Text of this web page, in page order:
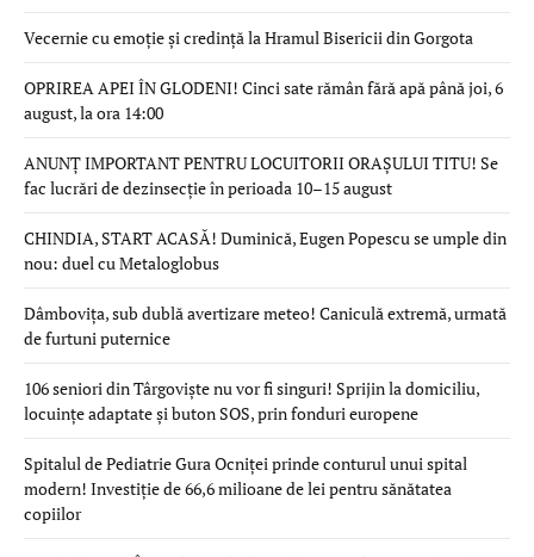
Vecernie cu emoție și credință la Hramul Bisericii din Gorgota
OPRIREA APEI ÎN GLODENI! Cinci sate rămân fără apă până joi, 6
august, la ora 14:00
ANUNȚ IMPORTANT PENTRU LOCUITORII ORAȘULUI TITU! Se
fac lucrări de dezinsecție în perioada 10–15 august
CHINDIA, START ACASĂ! Duminică, Eugen Popescu se umple din
nou: duel cu Metaloglobus
Dâmbovița, sub dublă avertizare meteo! Caniculă extremă, urmată
de furtuni puternice
106 seniori din Târgoviște nu vor fi singuri! Sprijin la domiciliu,
locuințe adaptate și buton SOS, prin fonduri europene
Spitalul de Pediatrie Gura Ocniței prinde conturul unui spital
modern! Investiție de 66,6 milioane de lei pentru sănătatea
copiilor